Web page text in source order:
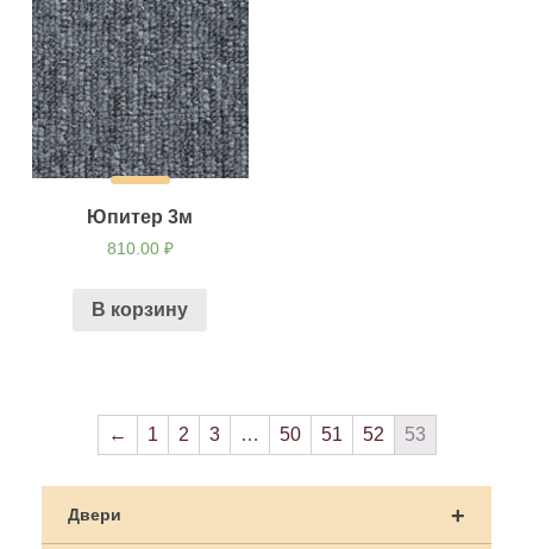
+
Двери
Юпитер 3м
810.00 ₽
В корзину
← 1 2 3 … 50 51 52 53